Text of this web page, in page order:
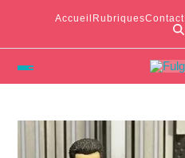
Accueil RubriquesContact